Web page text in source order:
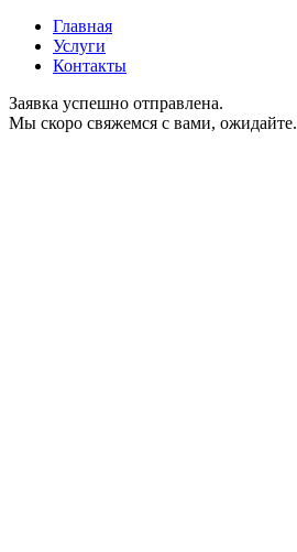
Главная
Услуги
Контакты
Заявка успешно отправлена.
Мы скоро свяжемся с вами, ожидайте.